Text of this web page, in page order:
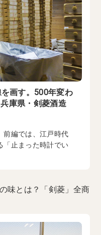
画す。500年変わ
庫県・剣菱酒造
前編では、江戸時代
「止まった時計でい
味とは？「剣菱」全商